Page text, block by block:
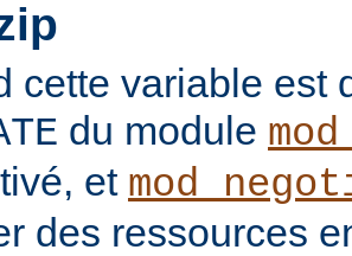
cette variable est
du module
et
des ressources